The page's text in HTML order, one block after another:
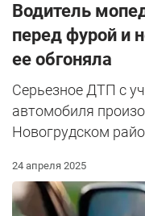
Водитель
перед фурой и
ее обгоняла
Серьезное ДТП с
автомобиля
Новогрудском
24 апреля 2025